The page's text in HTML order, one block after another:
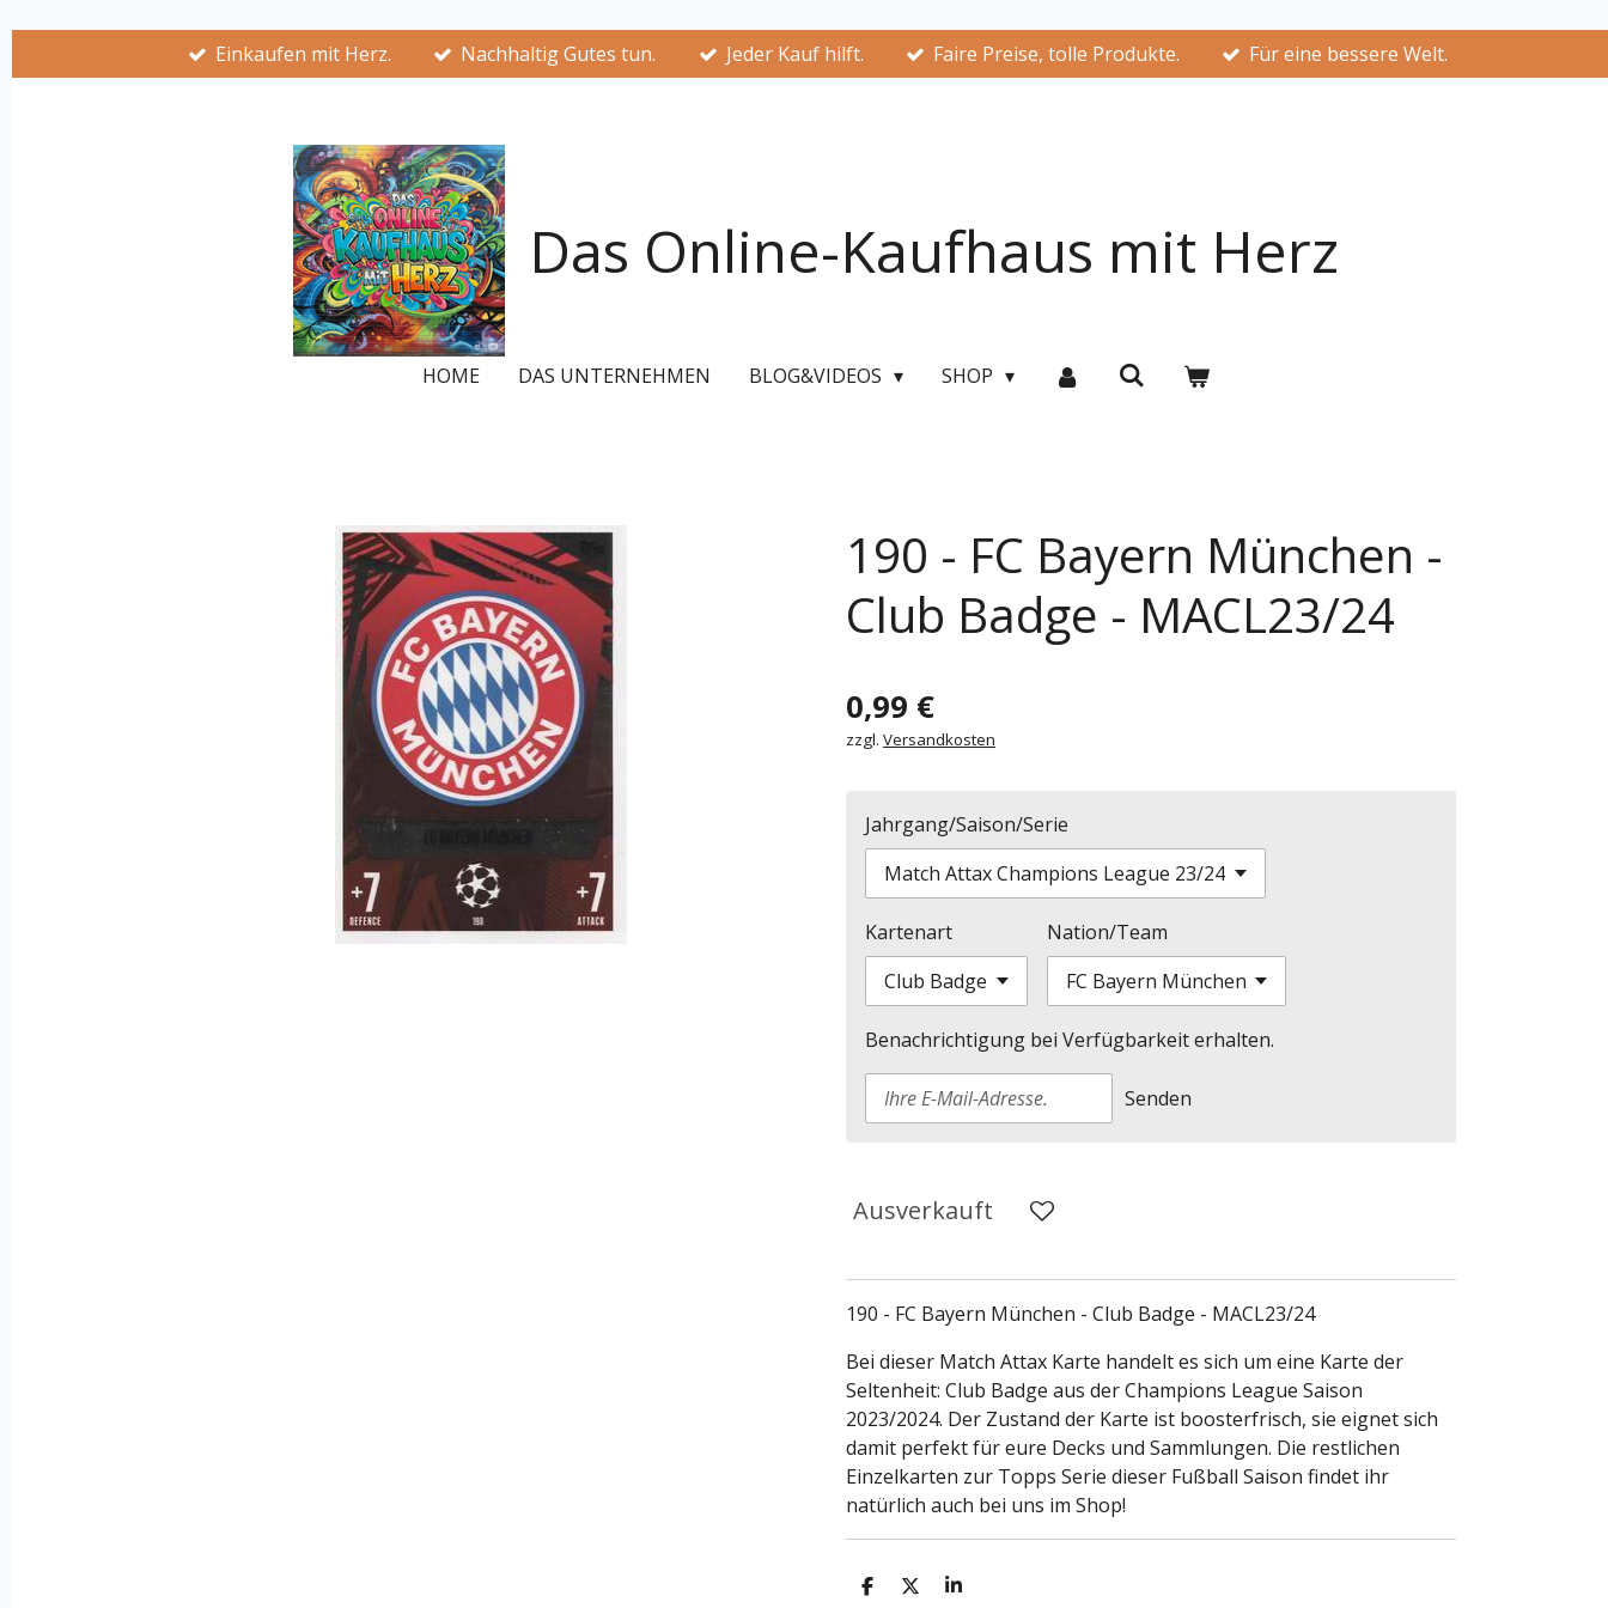
springen
Einkaufen mit Herz. Nachhaltig Gutes tun. Jeder Kauf hilft. Faire Preise, tolle Produkte. Für eine bessere Welt.
Das Online-Kaufhaus mit Herz
HOME DAS UNTERNEHMEN BLOG&VIDEOS SHOP
190 - FC Bayern München -
Club Badge - MACL23/24
0,99 €
zzgl. Versandkosten
Jahrgang/Saison/Serie
Kartenart Nation/Team
Benachrichtigung bei Verfügbarkeit erhalten.
Senden
Ausverkauft
190 - FC Bayern München - Club Badge - MACL23/24
Bei dieser Match Attax Karte handelt es sich um eine Karte der
Seltenheit: Club Badge aus der Champions League Saison
2023/2024. Der Zustand der Karte ist boosterfrisch, sie eignet sich
damit perfekt für eure Decks und Sammlungen. Die restlichen
Einzelkarten zur Topps Serie dieser Fußball Saison findet ihr
natürlich auch bei uns im Shop!
T
T
T